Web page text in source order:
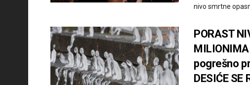
nivo smrtne
PORAST
pogrešno
DESIĆE SE